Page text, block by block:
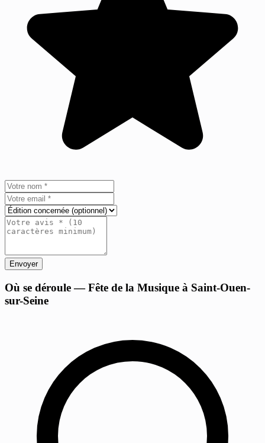
Envoyer
Où se déroule — Fête de la Musique à Saint-Ouen-
sur-Seine